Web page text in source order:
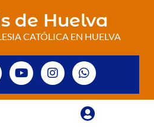
de Huelva
CATÓLICA EN HUELVA